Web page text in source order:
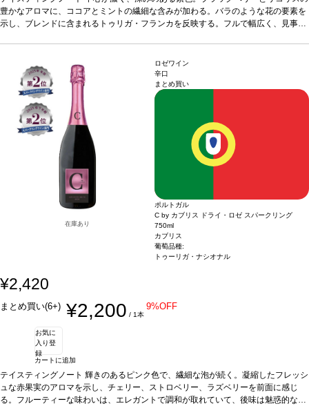
る。長くスパイシーな後味は、ダウズのトレードマークであるドライなエッジを伴
う。合う料理濃厚なチーズ、チョコレートのデザート、赤や黒果実のチーズケー
*本ヴィンテージが在庫切れの場合、在庫があり
価格が同様の場合は自動的に次のヴィンテージに変更されますのでご了承くださ
豊かなアロマに、ココアとミントの繊細な含みが加わる。バラのような花の要素を
示し、ブレンドに含まれるトゥリガ・フランカを反映する。フルで幅広く、見事に
濃厚なチーズ、チョコレートのデザート、赤や黒果実のチーズケー
キなどと好相性
葡萄品種
トゥリガ・ナシオナル、トゥリガ・フランカ、ティン
タ・バロッカ、ティンタ・ロリス、ティンタ・アマレラなど、ドウロ・ヴァレーの
伝統的な黒ぶどう品種のブレンド
*本ヴィンテージが在庫切れの場合、在庫があり
価格が同様の場合は自動的に次のヴィンテージに変更されますのでご了承くださ
在庫あり
ロゼワイン
辛口
まとめ買い
ポルトガル
C by カブリス ドライ・ロゼ スパークリング
750ml
カブリス
葡萄品種:
トゥーリガ・ナシオナル
¥2,420
まとめ買い(6+) ¥2,200 / 1本
9%OFF
お気に
入り登
録
カートに追加
テイスティングノート 輝きのあるピンク色で、繊細な泡が続く。凝縮したフレッシ
ュな赤果実のアロマを示し、チェリー、ストロベリー、ラズベリーを前面に感じ
る。フルーティーな味わいは、エレガントで調和が取れていて、後味は魅惑的なム